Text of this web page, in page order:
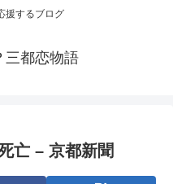
援するブログ
三都恋物語
亡 – 京都新聞